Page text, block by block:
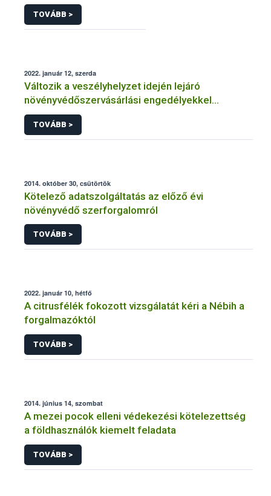
TOVÁBB >
2022. január 12, szerda
Változik a veszélyhelyzet idején lejáró
növényvédőszervásárlási engedélyekkel
kapcsolatos szabályozás
TOVÁBB >
2014. október 30, csütörtök
Kötelező adatszolgáltatás az előző évi
növényvédő szerforgalomról
TOVÁBB >
2022. január 10, hétfő
A citrusfélék fokozott vizsgálatát kéri a Nébih a
forgalmazóktól
TOVÁBB >
2014. június 14, szombat
A mezei pocok elleni védekezési kötelezettség
a földhasználók kiemelt feladata
TOVÁBB >